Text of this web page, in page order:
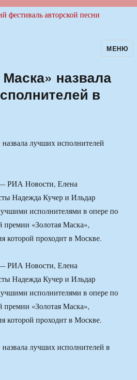
авторскойМЕНЮ
назвала
в
Новости, Елена
Надежда Кучер и Ильдар
исполнителями в опере по
премии «Золотая Маска»,
которой проходит в Москве.
Новости, Елена
Надежда Кучер и Ильдар
исполнителями в опере по
премии «Золотая Маска»,
которой проходит в Москве.